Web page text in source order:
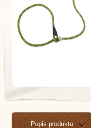
Popis produktu